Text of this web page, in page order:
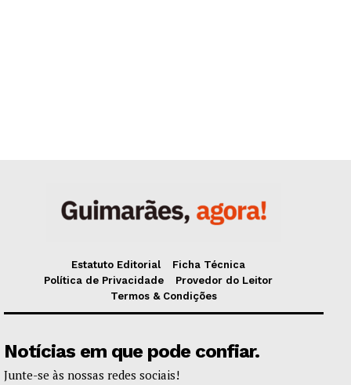
Estatuto Editorial
Ficha Técnica
Política de Privacidade
Provedor do Leitor
Termos & Condições
Notícias em que pode confiar.
Junte-se às nossas redes sociais!